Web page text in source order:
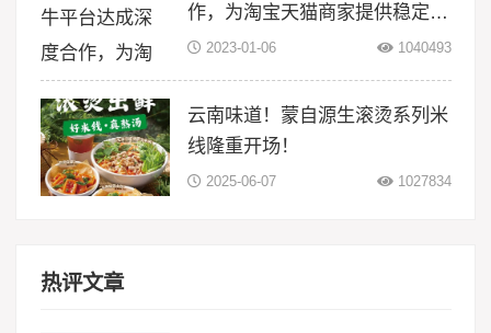
作，为淘宝天猫商家提供稳定物
流服务
2023-01-06 1040493
云南味道！蒙自源生滚烫系列米
线隆重开场！
2025-06-07 1027834
热评文章